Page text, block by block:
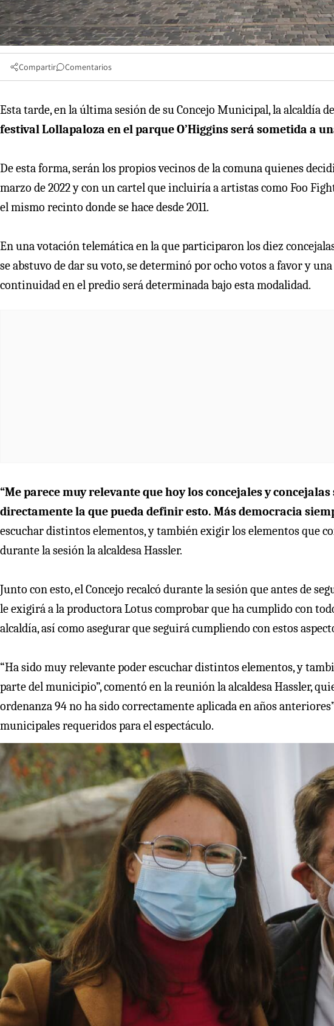
Compartir Comentarios
Esta tarde, en la última sesión de su Concejo Municipal, la alcaldía
festival Lollapaloza en el parque O’Higgins será sometida a
De esta forma, serán los propios vecinos de la comuna quienes
marzo de 2022 y con un cartel que incluiría a artistas como Foo
el mismo recinto donde se hace desde 2011.
En una votación telemática en la que participaron los diez
se abstuvo de dar su voto, se determinó por ocho votos a favor y
continuidad en el predio será determinada bajo esta modalidad.
“Me parece muy relevante que hoy los concejales y
directamente la que pueda definir esto. Más democracia
escuchar distintos elementos, y también exigir los elementos que
durante la sesión la alcaldesa Hassler.
Junto con esto, el Concejo recalcó durante la sesión que antes de
le exigirá a la productora Lotus comprobar que ha cumplido con
alcaldía, así como asegurar que seguirá cumpliendo con estos
“Ha sido muy relevante poder escuchar distintos elementos, y
parte del municipio”, comentó en la reunión la alcaldesa Hassler,
ordenanza 94 no ha sido correctamente aplicada en años
municipales requeridos para el espectáculo.